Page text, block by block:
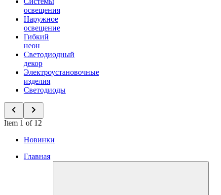
освещения
Наружное
освещение
Гибкий
неон
Светодиодный
декор
Электроустановочные
изделия
Светодиоды
Item 1 of 12
Новинки
Главная